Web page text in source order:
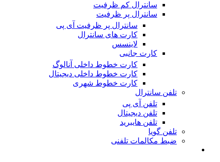
سانترال کم ظرفیت
سانترال پر ظرفیت
سانترال پر ظرفیت آی پی
کارت های سانترال
لاینسس
کارت جانبی
کارت خطوط داخلی آنالوگ
کارت خطوط داخلی دیجیتال
کارت خطوط شهری
تلفن سانترال
تلفن آی پی
تلفن دیجیتال
تلفن هایبرید
تلفن گویا
ضبط مکالمات تلفنی